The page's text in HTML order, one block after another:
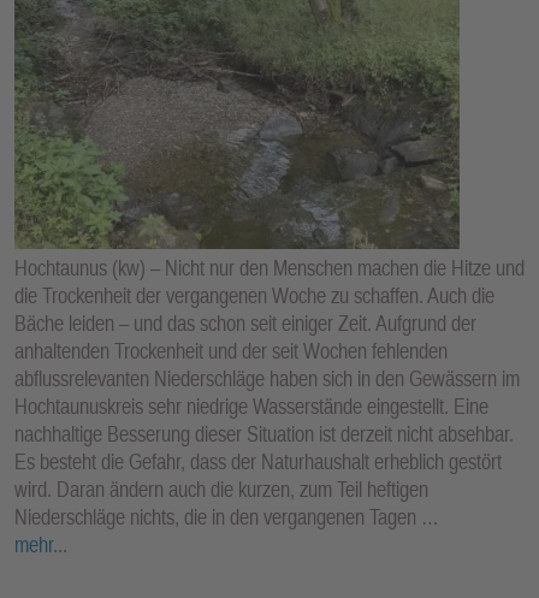
Hochtaunus (kw) – Nicht nur den Menschen machen die Hitze und
die Trockenheit der vergangenen Woche zu schaffen. Auch die
Bäche leiden – und das schon seit einiger Zeit. Aufgrund der
anhaltenden Trockenheit und der seit Wochen fehlenden
abflussrelevanten Niederschläge haben sich in den Gewässern im
Hochtaunuskreis sehr niedrige Wasserstände eingestellt. Eine
nachhaltige Besserung dieser Situation ist derzeit nicht absehbar.
Es besteht die Gefahr, dass der Naturhaushalt erheblich gestört
wird. Daran ändern auch die kurzen, zum Teil heftigen
Niederschläge nichts, die in den vergangenen Tagen …
mehr...